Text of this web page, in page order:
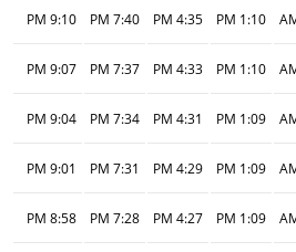
1:10 PM
4:35 PM
7:40 PM
9:10 PM
1:10 PM
4:33 PM
7:37 PM
9:07 PM
1:09 PM
4:31 PM
7:34 PM
9:04 PM
1:09 PM
4:29 PM
7:31 PM
9:01 PM
1:09 PM
4:27 PM
7:28 PM
8:58 PM